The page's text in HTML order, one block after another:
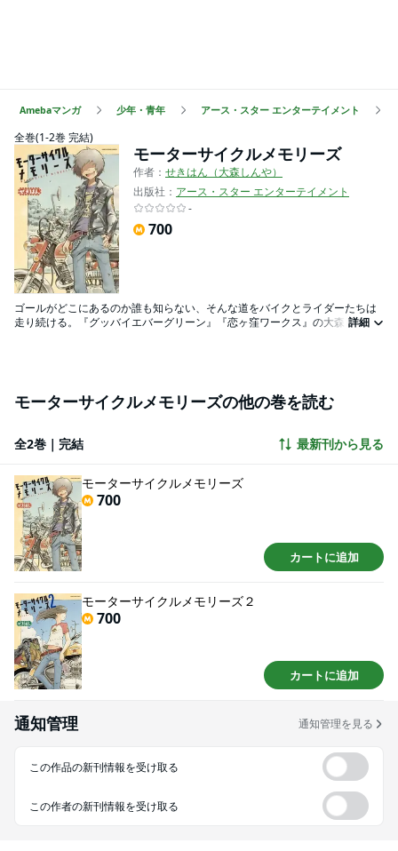
Amebaマンガ 少年・青年 アース・スター エンターテイメント
全巻(1-2巻 完結)
モーターサイクルメモリーズ
作者： せきはん（大森しんや）
出版社： アース・スター エンターテイメント
-
700
ゴールがどこにあるのか誰も知らない、そんな道をバイクとライダーたちは
走り続ける。『グッバイエバーグリーン』『恋ヶ窪ワークス』の大森しん
詳細
モーターサイクルメモリーズの他の巻を読む
全2巻｜完結 最新刊から見る
モーターサイクルメモリーズ
700
カートに追加
モーターサイクルメモリーズ２
700
カートに追加
通知管理 通知管理を見る
この作品の新刊情報を受け取る
この作者の新刊情報を受け取る